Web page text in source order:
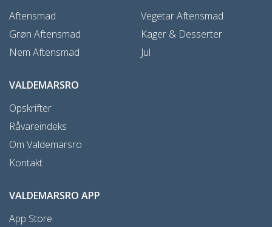
Aftensmad
Grøn Aftensmad
Nem Aftensmad
Vegetar Aftensmad
Kager & Desserter
Jul
VALDEMARSRO
Opskrifter
Råvareindeks
Om Valdemarsro
Kontakt
VALDEMARSRO APP
App Store